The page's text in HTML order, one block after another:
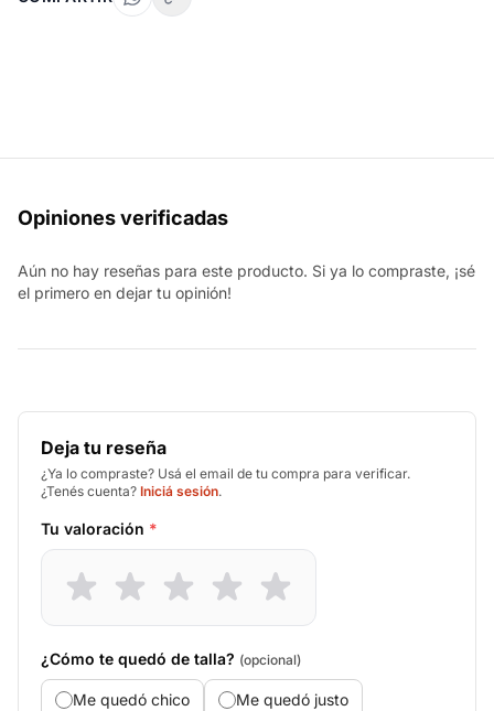
Opiniones verificadas
Aún no hay reseñas para este producto. Si ya lo compraste, ¡sé
el primero en dejar tu opinión!
Deja tu reseña
¿Ya lo compraste? Usá el email de tu compra para verificar.
¿Tenés cuenta? Iniciá sesión.
Tu valoración *
¿Cómo te quedó de talla? (opcional)
Me quedó chico Me quedó justo